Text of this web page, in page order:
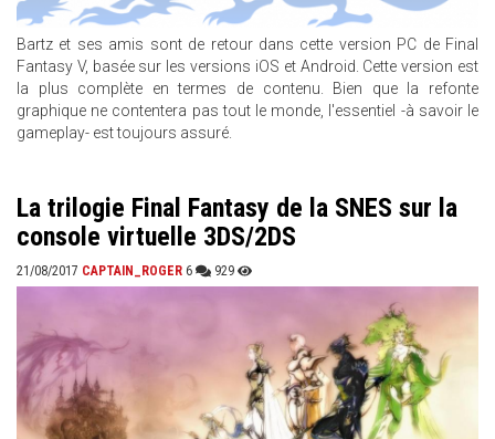
Bartz et ses amis sont de retour dans cette version PC de Final
Fantasy V, basée sur les versions iOS et Android. Cette version est
la plus complète en termes de contenu. Bien que la refonte
graphique ne contentera pas tout le monde, l'essentiel -à savoir le
gameplay- est toujours assuré.
La trilogie Final Fantasy de la SNES sur la
console virtuelle 3DS/2DS
21/08/2017 CAPTAIN_ROGER 6 929